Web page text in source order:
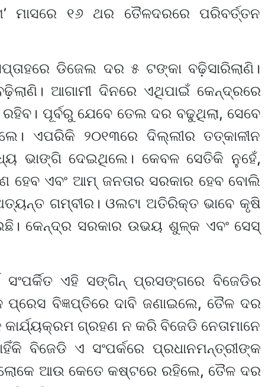
ମାସରେ ୧୬ ଥର ତୈଳଦରରେ ପରିବର୍ତ୍ତନ
ଡିଜେଲ ଦର ୫ ଟଙ୍କା ବଢ଼ିସାରିଲାଣି।
ଆଗାମୀ ଦିନରେ ଏଥିପାଇଁ କେନ୍ଦ୍ରରେ
ପୂର୍ବରୁ ଯେବେ ତେଲ ଦର ବଢୁଥିଲା, ସେବେ
ଏପରିକି ୨୦୧୩ରେ ଦିଲ୍ଲୀର ତତ୍କାଳୀନ
ଭାଙ୍ଗି ଦେଇଥିଲେ। କେବଳ ସେତିକି ନୁହେଁ,
ଏବଂ ଆମ୍‌ ଜନତାର ସରକାର ହେବ ବୋଲି
ଗମ୍ବୀର। ଓଲଟା ଅତିରିକ୍ତ ଭାବେ କୃଷି
କେନ୍ଦ୍ର ସରକାର ଉଭୟ ଶୁଳ୍କ ଏବଂ ସେସ୍
ସଂପର୍କିତ ଏହି ସଙ୍ଗିନ୍ ପ୍ରସଙ୍ଗରେ ବିଜେଡିର
ବିଜ୍ଞପ୍ତିରେ ଦାବି ଜଣାଇଲେ, ତୈଳ ଦର
ଗ୍ରହଣ ନ କରି ବିଜେଡି ନେତାମାନେ
ବିଜେଡି ଏ ସଂପର୍କରେ ପ୍ରଧାନମନ୍ତ୍ରୀଙ୍କ
ଆଉ କେତେ କଷ୍ଟରେ ରହିଲେ, ତୈଳ ଦର